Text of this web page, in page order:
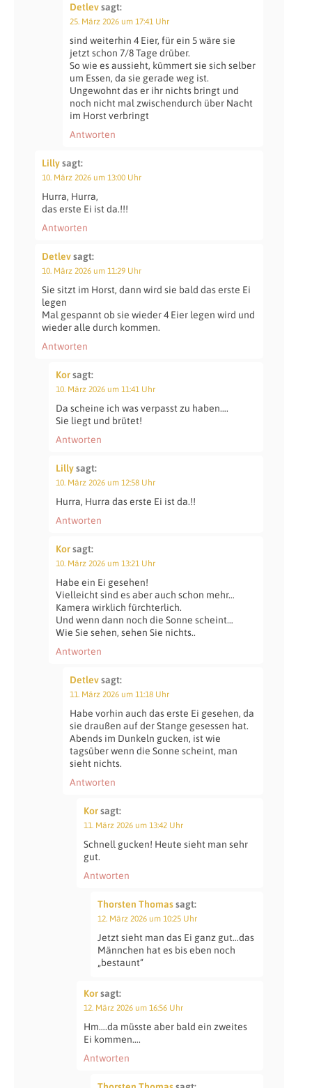
Detlevsagt:
25. März 2026 um 17:41 Uhr
sind weiterhin 4 Eier, für ein 5 wäre sie
jetzt schon 7/8 Tage drüber.
So wie es aussieht, kümmert sie sich selber
um Essen, da sie gerade weg ist.
Ungewohnt das er ihr nichts bringt und
noch nicht mal zwischendurch über Nacht
im Horst verbringt
Antworten
Lillysagt:
10. März 2026 um 13:00 Uhr
Hurra, Hurra,
das erste Ei ist da.!!!
Antworten
Detlevsagt:
10. März 2026 um 11:29 Uhr
Sie sitzt im Horst, dann wird sie bald das erste Ei
legen
Mal gespannt ob sie wieder 4 Eier legen wird und
wieder alle durch kommen.
Antworten
Korsagt:
10. März 2026 um 11:41 Uhr
Da scheine ich was verpasst zu haben….
Sie liegt und brütet!
Antworten
Lillysagt:
10. März 2026 um 12:58 Uhr
Hurra, Hurra das erste Ei ist da.!!
Antworten
Korsagt:
10. März 2026 um 13:21 Uhr
Habe ein Ei gesehen!
Vielleicht sind es aber auch schon mehr…
Kamera wirklich fürchterlich.
Und wenn dann noch die Sonne scheint…
Wie Sie sehen, sehen Sie nichts..
Antworten
Detlevsagt:
11. März 2026 um 11:18 Uhr
Habe vorhin auch das erste Ei gesehen, da
sie draußen auf der Stange gesessen hat.
Abends im Dunkeln gucken, ist wie
tagsüber wenn die Sonne scheint, man
sieht nichts.
Antworten
Korsagt:
11. März 2026 um 13:42 Uhr
Schnell gucken! Heute sieht man sehr
gut.
Antworten
Thorsten Thomassagt:
12. März 2026 um 10:25 Uhr
Jetzt sieht man das Ei ganz gut…das
Männchen hat es bis eben noch
„bestaunt“
Korsagt:
12. März 2026 um 16:56 Uhr
Hm….da müsste aber bald ein zweites
Ei kommen….
Antworten